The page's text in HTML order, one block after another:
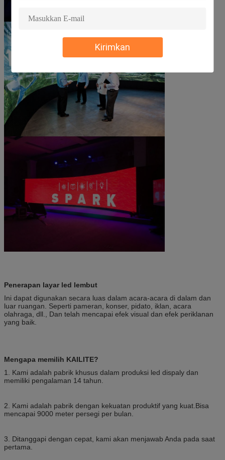
Kirimkan
Penerapan layar led lembut
Ini dapat digunakan secara luas dalam acara-acara di dalam dan
luar ruangan. Seperti pameran, konser, pidato, iklan, acara
olahraga, dll., Dan telah mencapai efek visual dan efek periklanan
yang baik.
Mengapa memilih KAILITE?
1. Kami adalah pabrik khusus dalam produksi led dispaly dan
memiliki pengalaman 14 tahun.
2. Kami adalah pabrik dengan kekuatan produktif yang kuat.Bisa
mencapai 9000 meter persegi per bulan.
3. Ditanggapi dengan cepat, kami akan menjawab Anda pada saat
pertama.